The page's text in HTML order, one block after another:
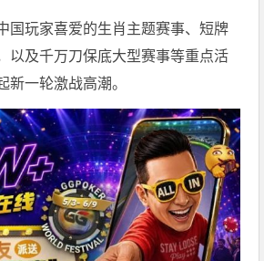
国玩家喜爱的生肖主题赛事、短牌
以及千万刀保底大型赛事等重点活
新一轮激战高潮。